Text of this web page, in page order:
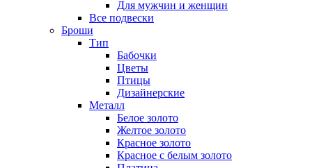
Для мужчин и женщин
Все подвески
Броши
Тип
Бабочки
Цветы
Птицы
Дизайнерские
Металл
Белое золото
Желтое золото
Красное золото
Красное с белым золото